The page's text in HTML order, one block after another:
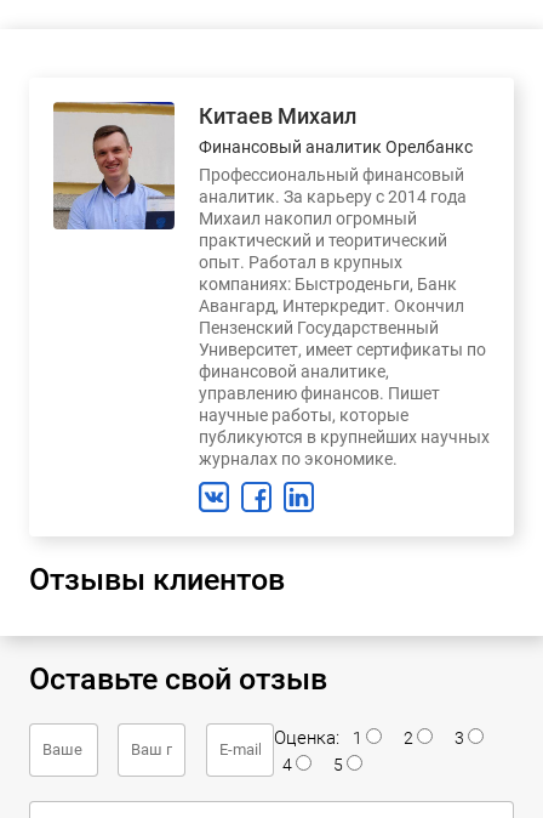
Китаев Михаил
Финансовый аналитик Орелбанкс
Профессиональный финансовый
аналитик. За карьеру с 2014 года
Михаил накопил огромный
практический и теоритический
опыт. Работал в крупных
компаниях: Быстроденьги, Банк
Авангард, Интеркредит. Окончил
Пензенский Государственный
Университет, имеет сертификаты по
финансовой аналитике,
управлению финансов. Пишет
научные работы, которые
публикуются в крупнейших научных
журналах по экономике.
Отзывы клиентов
Оставьте свой отзыв
Оценка: 1 2
3
4
5